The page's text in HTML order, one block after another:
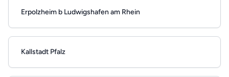
Erpolzheim b Ludwigshafen am Rhein
Kallstadt Pfalz